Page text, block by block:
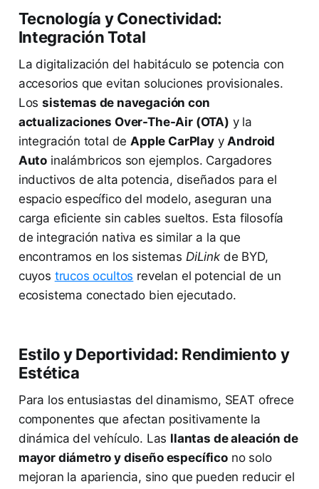
Tecnología y Conectividad:
Integración Total
La digitalización del habitáculo se potencia con
accesorios que evitan soluciones provisionales.
Lossistemas de navegación con
actualizaciones Over-The-Air (OTA) y la
integración total de Apple CarPlayy Android
Auto inalámbricos son ejemplos. Cargadores
inductivos de alta potencia, diseñados para el
espacio específico del modelo, aseguran una
carga eficiente sin cables sueltos. Esta filosofía
de integración nativa es similar a la que
encontramos en los sistemas DiLinkde BYD,
cuyos trucos ocultos revelan el potencial de un
ecosistema conectado bien ejecutado.
Estilo y Deportividad: Rendimiento y
Estética
Para los entusiastas del dinamismo, SEAT ofrece
componentes que afectan positivamente la
dinámica del vehículo. Las llantas de aleación de
mayor diámetro y diseño específicono solo
mejoran la apariencia, sino que pueden reducir el